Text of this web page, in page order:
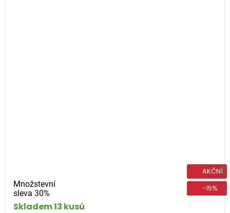
Množstevní
sleva 30%
AKČNÍ
-15%
Skladem 13 kusů